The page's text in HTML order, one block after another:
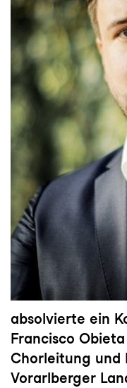
absolvierte ein
Francisco
Chorleitung und
Vorarlberger